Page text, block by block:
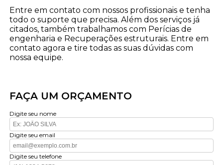
Entre em contato com nossos profissionais e tenha
todo o suporte que precisa. Além dos serviços já
citados, também trabalhamos com Perícias de
engenharia e Recuperações estruturais. Entre em
contato agora e tire todas as suas dúvidas com
nossa equipe.
FAÇA UM ORÇAMENTO
Digite seu nome
Digite seu email
Digite seu telefone